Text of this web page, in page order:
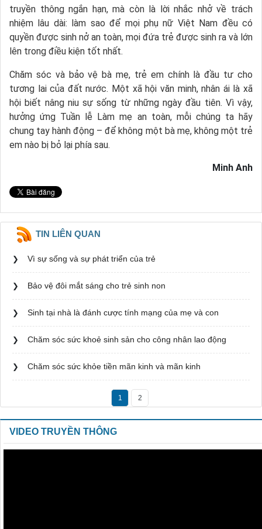
truyền thông ngắn hạn, mà còn là lời nhắc nhở về trách
nhiệm lâu dài: làm sao để mọi phụ nữ Việt Nam đều có
quyền được sinh nở an toàn, mọi đứa trẻ được sinh ra và lớn
lên trong điều kiện tốt nhất.
Chăm sóc và bảo vệ bà mẹ, trẻ em chính là đầu tư cho
tương lai của đất nước. Một xã hội văn minh, nhân ái là xã
hội biết nâng niu sự sống từ những ngày đầu tiên. Vì vậy,
hưởng ứng Tuần lễ Làm mẹ an toàn, mỗi chúng ta hãy
chung tay hành động – để không một bà mẹ, không một trẻ
em nào bị bỏ lại phía sau.
Minh Anh
TIN LIÊN QUAN
Vì sự sống và sự phát triển của trẻ
Bảo vệ đôi mắt sáng cho trẻ sinh non
Sinh tại nhà là đánh cược tính mạng của mẹ và con
Chăm sóc sức khoẻ sinh sản cho công nhân lao động
Chăm sóc sức khỏe tiền mãn kinh và mãn kinh
1 2
VIDEO TRUYỀN THÔNG